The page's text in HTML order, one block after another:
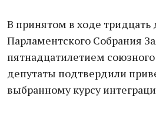
В принятом в ходе тридцать
Парламентского Собрания
пятнадцатилетием союзного
депутаты подтвердили
выбранному курсу